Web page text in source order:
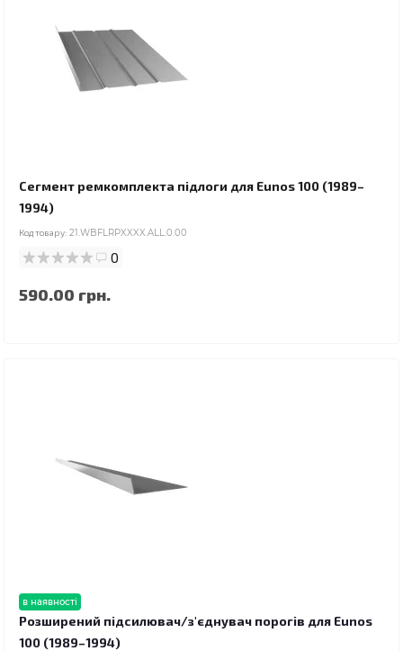
Сегмент ремкомплекта підлоги для Eunos 100 (1989–
1994)
Код товару: 21.WBFLRPXXXX.ALL.0.00
0
590.00 грн.
в наявності
Розширений підсилювач/з'єднувач порогів для Eunos
100 (1989–1994)